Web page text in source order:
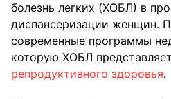
болезнь легких (ХОБЛ) в
диспансеризации женщин.
современные программы
которую ХОБЛ
репродуктивного здоровья.